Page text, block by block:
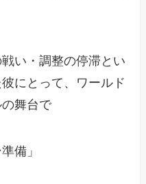
い・調整の停滞とい
にとって、ワールド
舞台で
備」